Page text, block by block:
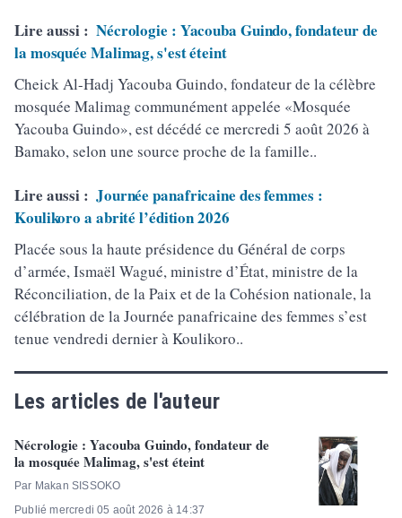
Lire aussi : Nécrologie : Yacouba Guindo, fondateur de
la mosquée Malimag, s'est éteint
Cheick Al-Hadj Yacouba Guindo, fondateur de la célèbre
mosquée Malimag communément appelée «Mosquée
Yacouba Guindo», est décédé ce mercredi 5 août 2026 à
Bamako, selon une source proche de la famille..
Lire aussi : Journée panafricaine des femmes :
Koulikoro a abrité l’édition 2026
Placée sous la haute présidence du Général de corps
d’armée, Ismaël Wagué, ministre d’État, ministre de la
Réconciliation, de la Paix et de la Cohésion nationale, la
célébration de la Journée panafricaine des femmes s’est
tenue vendredi dernier à Koulikoro..
Les articles de l'auteur
Nécrologie : Yacouba Guindo, fondateur de
la mosquée Malimag, s'est éteint
Par Makan SISSOKO
Publié mercredi 05 août 2026 à 14:37